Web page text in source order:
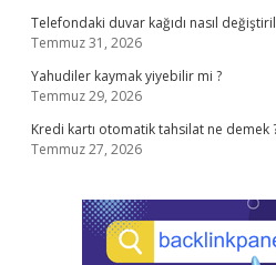
Telefondaki duvar kağıdı nasıl
Temmuz 31, 2026
Yahudiler kaymak yiyebilir mi ?
Temmuz 29, 2026
Kredi kartı otomatik tahsilat ne demek
Temmuz 27, 2026